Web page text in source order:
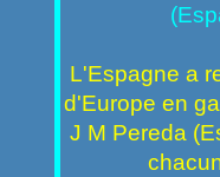
L'Espagne a
d'Europe en
J M Pereda